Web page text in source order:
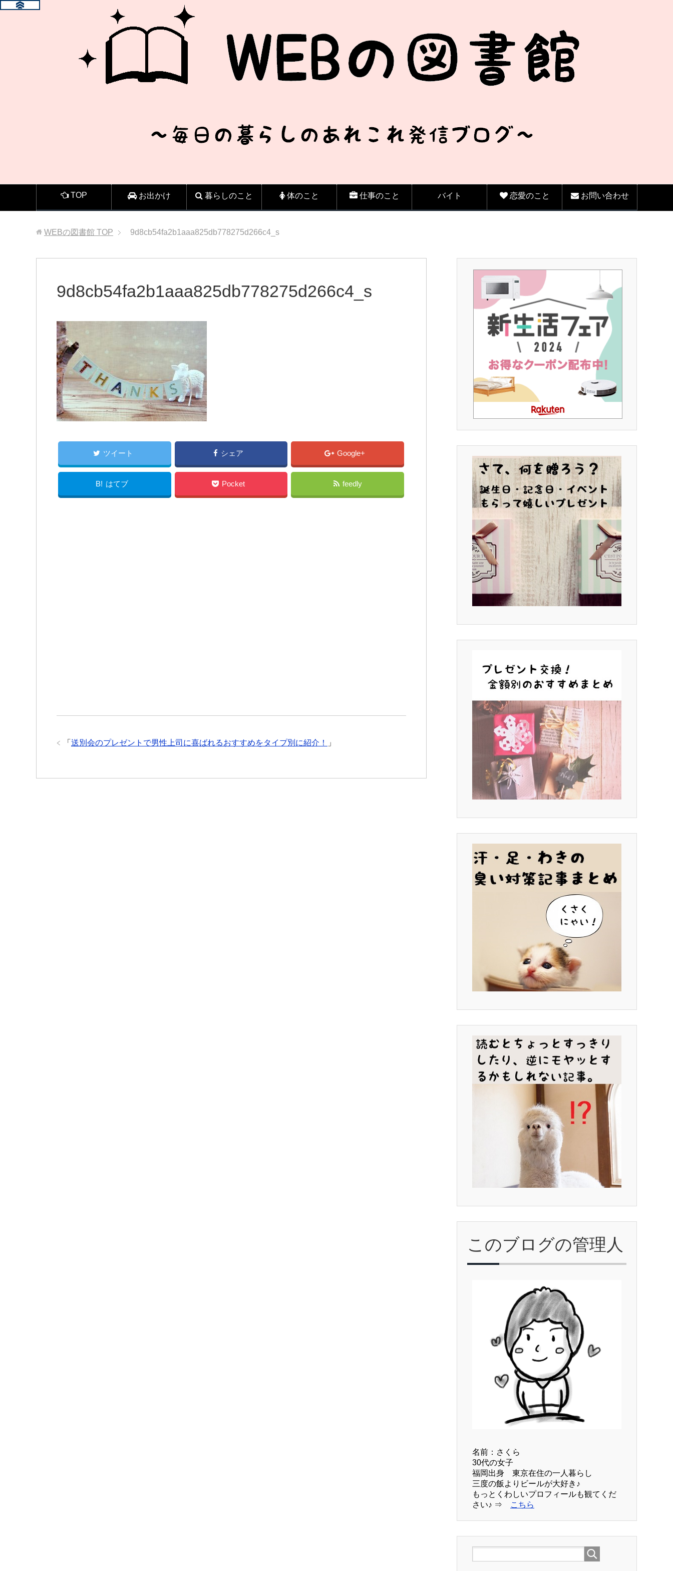
TOP お出かけ 暮らしのこと 体のこと 仕事のこと バイト 恋愛のこと お問い合わせ
WEBの図書館 TOP 9d8cb54fa2b1aaa825db778275d266c4_s
9d8cb54fa2b1aaa825db778275d266c4_s
ツイート シェア Google+
B! はてブ Pocket feedly
「 送別会のプレゼントで男性上司に喜ばれるおすすめをタイプ別に紹介！ 」
このブログの管理人
名前：さくら
30代の女子
福岡出身 東京在住の一人暮らし
三度の飯よりビールが大好き♪
もっとくわしいプロフィールも観てくだ
さい♪ ⇒
こちら